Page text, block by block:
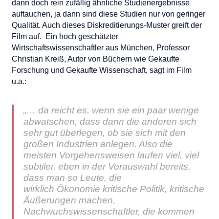
dann doch rein zufällig ähnliche Studienergebnisse
auftauchen, ja dann sind diese Studien nur von geringer
Qualität. Auch dieses Diskreditierungs-Muster greift der
Film auf. Ein hoch geschätzter
Wirtschaftswissenschaftler aus München, Professor
Christian Kreiß, Autor von Büchern wie Gekaufte
Forschung und Gekaufte Wissenschaft, sagt im Film
u.a.:
„… da reicht es, wenn sie ein paar wenige
abwatschen, dass dann die anderen sich
sehr gut überlegen, ob sie sich mit den
großen Industrien anlegen. Also die
meisten Vorgehensweisen laufen viel, viel
subtiler, eben in der Vorauswahl bereits,
dass man so Leute, die
wirklich Ökonomie kritische Politik, kritische
Äußerungen machen,
Nachwuchswissenschaftler, die kommen